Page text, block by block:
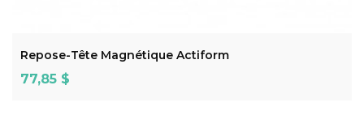
Repose-Tête Magnétique Actiform
Prix
77,85 $